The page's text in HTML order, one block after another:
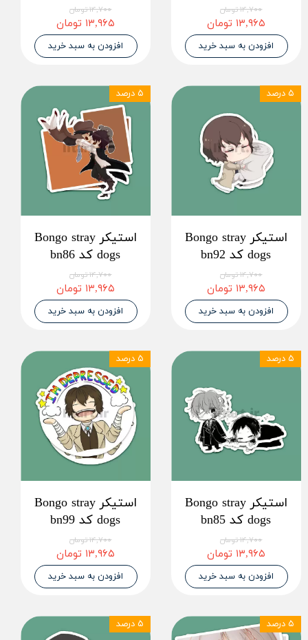
۱۴,۷۰۰ تومان
۱۳,۹۶۵ تومان
افزودن به سبد خرید
۱۴,۷۰۰ تومان
۱۳,۹۶۵ تومان
افزودن به سبد خرید
استیکر Bongo stray
dogs کد bn92
۱۴,۷۰۰ تومان
۱۳,۹۶۵ تومان
افزودن به سبد خرید
۵ درصد
استیکر Bongo stray
dogs کد bn86
۱۴,۷۰۰ تومان
۱۳,۹۶۵ تومان
افزودن به سبد خرید
۵ درصد
استیکر Bongo stray
dogs کد bn85
۱۴,۷۰۰ تومان
۱۳,۹۶۵ تومان
افزودن به سبد خرید
۵ درصد
استیکر Bongo stray
dogs کد bn99
۱۴,۷۰۰ تومان
۱۳,۹۶۵ تومان
افزودن به سبد خرید
۵ درصد
۵ درصد ۵ درصد